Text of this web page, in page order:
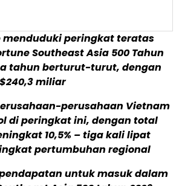
menduduki peringkat teratas
Southeast Asia 500 Tahun
tahun berturut-turut, dengan
miliar
perusahaan Vietnam
di peringkat ini, dengan total
10,5% – tiga kali lipat
pertumbuhan regional
untuk masuk dalam